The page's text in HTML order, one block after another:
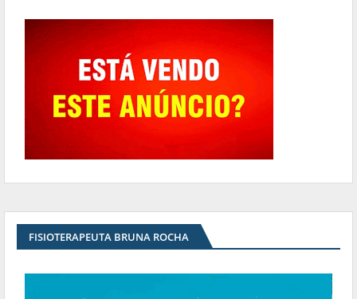
FISIOTERAPEUTA BRUNA ROCHA